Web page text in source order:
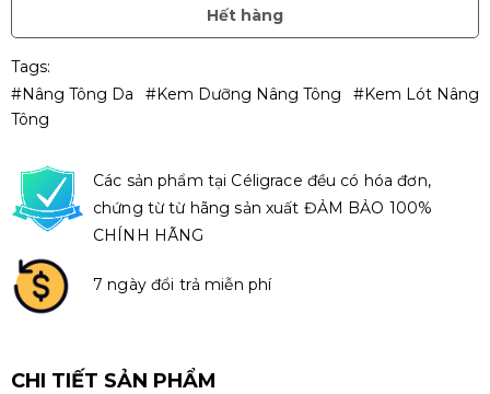
Hết hàng
Tags:
#Nâng Tông Da
#Kem Dưỡng Nâng Tông
#kem Lót Nâng
Tông
Các sản phẩm tại Céligrace đều có hóa đơn,
chứng từ từ hãng sản xuất ĐẢM BẢO 100%
CHÍNH HÃNG
7 ngày đổi trả miễn phí
CHI TIẾT SẢN PHẨM